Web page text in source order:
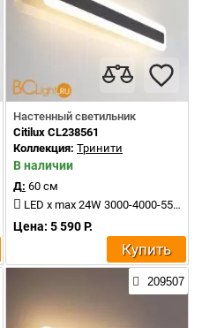
Настенный светильник
Citilux CL238561
Коллекция: Тринити
В наличии
Д: 60 см
LED x max 24W 3000-4000-5500K 2400Lm
Цена: 5 590 Р.
Купить
209507